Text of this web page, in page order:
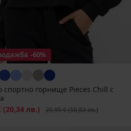
-60%
спортно горнище Pieces Chill с
(20,34 лв.) Първоначална цена
25,99 €(50,83 лв.)